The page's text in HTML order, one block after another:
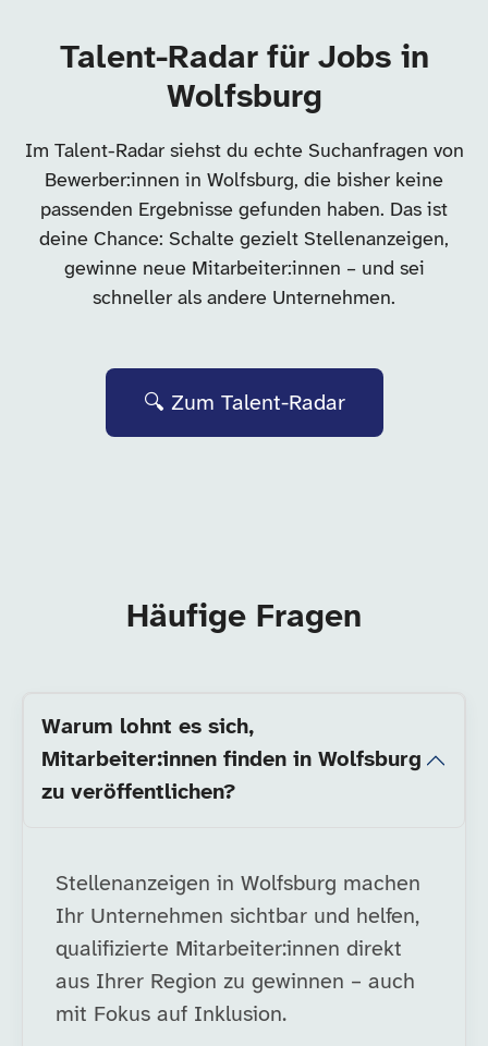
Talent-Radar für Jobs in
Wolfsburg
Im Talent-Radar siehst du echte Suchanfragen von
Bewerber:innen in Wolfsburg, die bisher keine
passenden Ergebnisse gefunden haben. Das ist
deine Chance: Schalte gezielt Stellenanzeigen,
gewinne neue Mitarbeiter:innen – und sei
schneller als andere Unternehmen.
🔍 Zum Talent-Radar
Häufige Fragen
Warum lohnt es sich,
Mitarbeiter:innen finden in Wolfsburg
zu veröffentlichen?
Stellenanzeigen in Wolfsburg machen
Ihr Unternehmen sichtbar und helfen,
qualifizierte Mitarbeiter:innen direkt
aus Ihrer Region zu gewinnen – auch
mit Fokus auf Inklusion.